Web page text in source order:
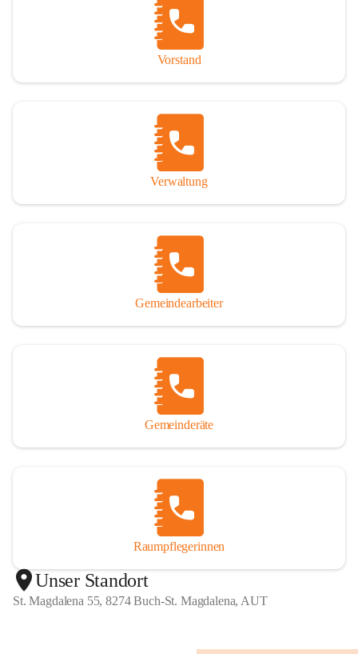
Vorstand
Verwaltung
Gemeindearbeiter
Gemeinderäte
Raumpflegerinnen
Unser Standort
St. Magdalena 55, 8274 Buch-St. Magdalena, AUT